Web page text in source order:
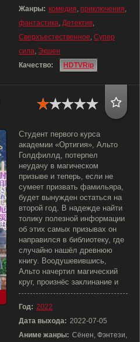
Жанры: комедия, приключения,
фантастика, Детектив,
Сверхъестественное, Супер
сила, Экшен
Качество:
HDTVRip
Студент первого курса
академии «Ортигия», Альто
Голдфиллд, потерпел
неудачу в магическом
призыве и теперь, если не
сумеет призвать фамильяра,
будет вынужден остаться на
второй год. В надежде найти
толику полезной информации
об этих самых призывах он
направился в библиотеку, где
случайно нашёл древнюю
книгу. Воодушевившись,
Альто начертил магический
круг, произнёс заклинание и
Год: 2022
Дата выхода: 2022-07-05
Аниме жанры: Сёнен, Фэнтези,